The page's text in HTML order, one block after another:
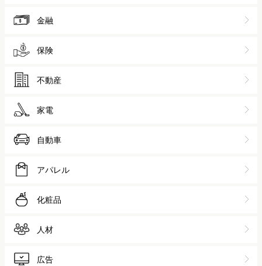
金融
保険
不動産
家電
自動車
アパレル
化粧品
人材
広告